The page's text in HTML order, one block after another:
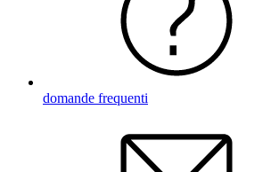
domande frequenti